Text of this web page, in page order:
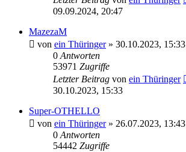
09.09.2024, 20:47
MazezaM
von ein Thüringer» 30.10.2023, 15:33
0 Antworten
53971 Zugriffe
Letzter Beitrag von ein Thüringer
30.10.2023, 15:33
Super-OTHELLO
von ein Thüringer» 26.07.2023, 13:43
0 Antworten
54442 Zugriffe